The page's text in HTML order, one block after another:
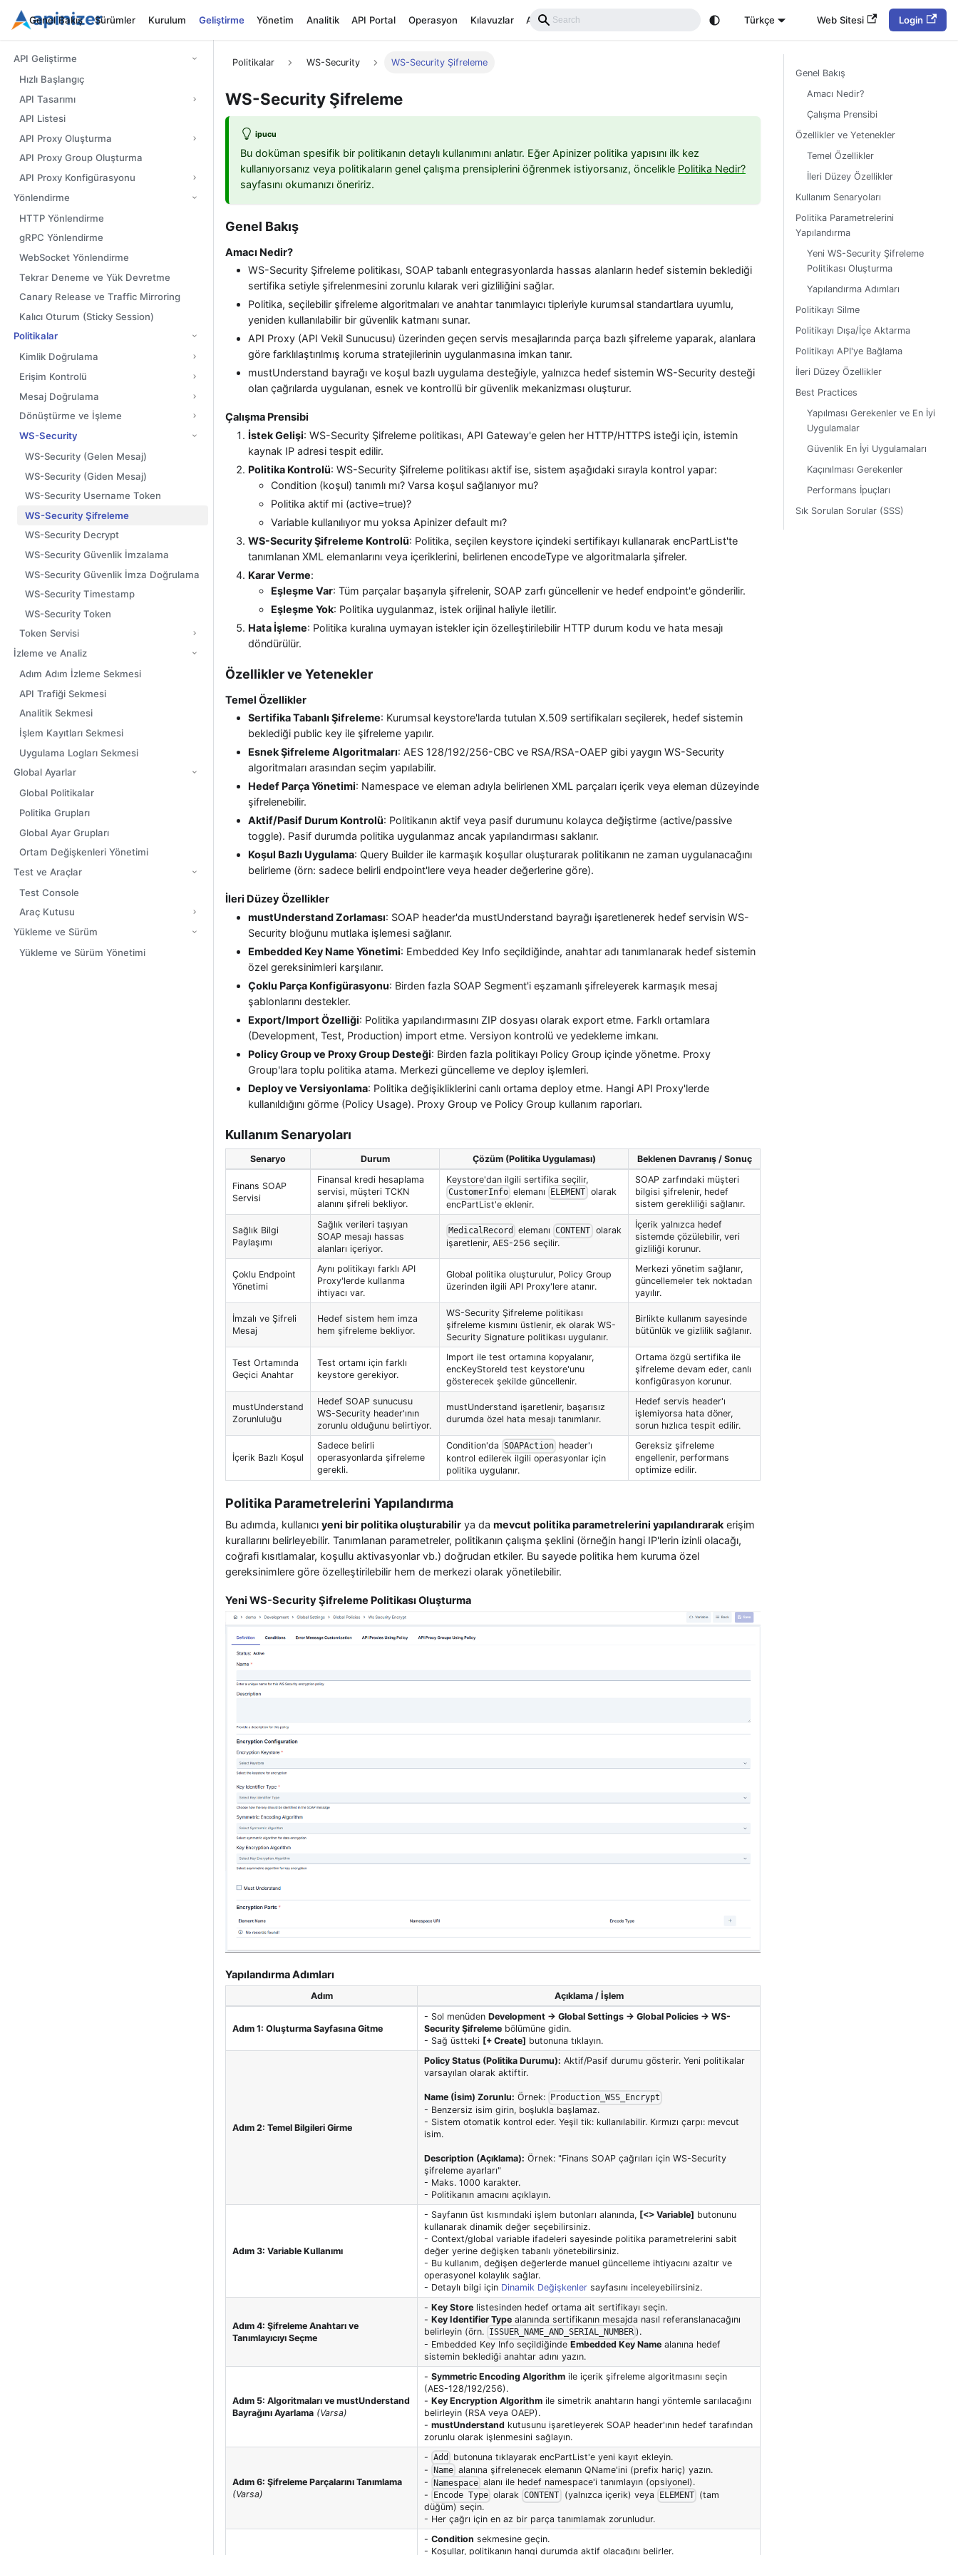
Genel Bakış Sürümler Kurulum Geliştirme Yönetim Analitik API Portal Operasyon Kılavuzlar API Reference Türkçe Web Sitesi Login
API Geliştirme
Hızlı Başlangıç
API Tasarımı
API Listesi
API Proxy Oluşturma
API Proxy Group Oluşturma
API Proxy Konfigürasyonu
Yönlendirme
HTTP Yönlendirme
gRPC Yönlendirme
WebSocket Yönlendirme
Tekrar Deneme ve Yük Devretme
Canary Release ve Traffic Mirroring
Kalıcı Oturum (Sticky Session)
Politikalar
Kimlik Doğrulama
Erişim Kontrolü
Mesaj Doğrulama
Dönüştürme ve İşleme
WS-Security
WS-Security (Gelen Mesaj)
WS-Security (Giden Mesaj)
WS-Security Username Token
WS-Security Şifreleme
WS-Security Decrypt
WS-Security Güvenlik İmzalama
WS-Security Güvenlik İmza Doğrulama
WS-Security Timestamp
WS-Security Token
Token Servisi
İzleme ve Analiz
Adım Adım İzleme Sekmesi
API Trafiği Sekmesi
Analitik Sekmesi
İşlem Kayıtları Sekmesi
Uygulama Logları Sekmesi
Global Ayarlar
Global Politikalar
Politika Grupları
Global Ayar Grupları
Ortam Değişkenleri Yönetimi
Test ve Araçlar
Test Console
Araç Kutusu
Yükleme ve Sürüm
Yükleme ve Sürüm Yönetimi
Politikalar WS-Security WS-Security Şifreleme
WS-Security Şifreleme
ipucu
Bu doküman spesifik bir politikanın detaylı kullanımını anlatır. Eğer Apinizer politika yapısını ilk kez
kullanıyorsanız veya politikaların genel çalışma prensiplerini öğrenmek istiyorsanız, öncelikle Politika Nedir?
sayfasını okumanızı öneririz.
Genel Bakış
Amacı Nedir?
WS-Security Şifreleme politikası, SOAP tabanlı entegrasyonlarda hassas alanların hedef sistemin beklediği
sertifika setiyle şifrelenmesini zorunlu kılarak veri gizliliğini sağlar.
Politika, seçilebilir şifreleme algoritmaları ve anahtar tanımlayıcı tipleriyle kurumsal standartlara uyumlu,
yeniden kullanılabilir bir güvenlik katmanı sunar.
API Proxy (API Vekil Sunucusu) üzerinden geçen servis mesajlarında parça bazlı şifreleme yaparak, alanlara
göre farklılaştırılmış koruma stratejilerinin uygulanmasına imkan tanır.
mustUnderstand bayrağı ve koşul bazlı uygulama desteğiyle, yalnızca hedef sistemin WS-Security desteği
olan çağrılarda uygulanan, esnek ve kontrollü bir güvenlik mekanizması oluşturur.
Çalışma Prensibi
İstek Gelişi: WS-Security Şifreleme politikası, API Gateway'e gelen her HTTP/HTTPS isteği için, istemin
kaynak IP adresi tespit edilir.
Politika Kontrolü: WS-Security Şifreleme politikası aktif ise, sistem aşağıdaki sırayla kontrol yapar:
Condition (koşul) tanımlı mı? Varsa koşul sağlanıyor mu?
Politika aktif mi (active=true)?
Variable kullanılıyor mu yoksa Apinizer default mı?
WS-Security Şifreleme Kontrolü: Politika, seçilen keystore içindeki sertifikayı kullanarak encPartList'te
tanımlanan XML elemanlarını veya içeriklerini, belirlenen encodeType ve algoritmalarla şifreler.
Karar Verme:
Eşleşme Var: Tüm parçalar başarıyla şifrelenir, SOAP zarfı güncellenir ve hedef endpoint'e gönderilir.
Eşleşme Yok: Politika uygulanmaz, istek orijinal haliyle iletilir.
Hata İşleme: Politika kuralına uymayan istekler için özelleştirilebilir HTTP durum kodu ve hata mesajı
döndürülür.
Özellikler ve Yetenekler
Temel Özellikler
Sertifika Tabanlı Şifreleme: Kurumsal keystore'larda tutulan X.509 sertifikaları seçilerek, hedef sistemin
beklediği public key ile şifreleme yapılır.
Esnek Şifreleme Algoritmaları: AES 128/192/256-CBC ve RSA/RSA-OAEP gibi yaygın WS-Security
algoritmaları arasından seçim yapılabilir.
Hedef Parça Yönetimi: Namespace ve eleman adıyla belirlenen XML parçaları içerik veya eleman düzeyinde
şifrelenebilir.
Aktif/Pasif Durum Kontrolü: Politikanın aktif veya pasif durumunu kolayca değiştirme (active/passive
toggle). Pasif durumda politika uygulanmaz ancak yapılandırması saklanır.
Koşul Bazlı Uygulama: Query Builder ile karmaşık koşullar oluşturarak politikanın ne zaman uygulanacağını
belirleme (örn: sadece belirli endpoint'lere veya header değerlerine göre).
İleri Düzey Özellikler
mustUnderstand Zorlaması: SOAP header'da mustUnderstand bayrağı işaretlenerek hedef servisin WS-
Security bloğunu mutlaka işlemesi sağlanır.
Embedded Key Name Yönetimi: Embedded Key Info seçildiğinde, anahtar adı tanımlanarak hedef sistemin
özel gereksinimleri karşılanır.
Çoklu Parça Konfigürasyonu: Birden fazla SOAP Segment'i eşzamanlı şifreleyerek karmaşık mesaj
şablonlarını destekler.
Export/Import Özelliği: Politika yapılandırmasını ZIP dosyası olarak export etme. Farklı ortamlara
(Development, Test, Production) import etme. Versiyon kontrolü ve yedekleme imkanı.
Policy Group ve Proxy Group Desteği: Birden fazla politikayı Policy Group içinde yönetme. Proxy
Group'lara toplu politika atama. Merkezi güncelleme ve deploy işlemleri.
Deploy ve Versiyonlama: Politika değişikliklerini canlı ortama deploy etme. Hangi API Proxy'lerde
kullanıldığını görme (Policy Usage). Proxy Group ve Policy Group kullanım raporları.
Kullanım Senaryoları
Senaryo Durum Çözüm (Politika Uygulaması) Beklenen Davranış / Sonuç
Finans SOAP
Servisi
Finansal kredi hesaplama
servisi, müşteri TCKN
alanını şifreli bekliyor.
Keystore'dan ilgili sertifika seçilir,
CustomerInfo elemanı ELEMENT olarak
encPartList'e eklenir.
SOAP zarfındaki müşteri
bilgisi şifrelenir, hedef
sistem gerekliliği sağlanır.
Sağlık Bilgi
Paylaşımı
Sağlık verileri taşıyan
SOAP mesajı hassas
alanları içeriyor.
MedicalRecord elemanı CONTENT olarak
işaretlenir, AES-256 seçilir.
İçerik yalnızca hedef
sistemde çözülebilir, veri
gizliliği korunur.
Çoklu Endpoint
Yönetimi
Aynı politikayı farklı API
Proxy'lerde kullanma
ihtiyacı var.
Global politika oluşturulur, Policy Group
üzerinden ilgili API Proxy'lere atanır.
Merkezi yönetim sağlanır,
güncellemeler tek noktadan
yayılır.
İmzalı ve Şifreli
Mesaj
Hedef sistem hem imza
hem şifreleme bekliyor.
WS-Security Şifreleme politikası
şifreleme kısmını üstlenir, ek olarak WS-
Security Signature politikası uygulanır.
Birlikte kullanım sayesinde
bütünlük ve gizlilik sağlanır.
Test Ortamında
Geçici Anahtar
Test ortamı için farklı
keystore gerekiyor.
Import ile test ortamına kopyalanır,
encKeyStoreId test keystore'unu
gösterecek şekilde güncellenir.
Ortama özgü sertifika ile
şifreleme devam eder, canlı
konfigürasyon korunur.
mustUnderstand
Zorunluluğu
Hedef SOAP sunucusu
WS-Security header'ının
zorunlu olduğunu belirtiyor.
mustUnderstand işaretlenir, başarısız
durumda özel hata mesajı tanımlanır.
Hedef servis header'ı
işlemiyorsa hata döner,
sorun hızlıca tespit edilir.
İçerik Bazlı Koşul
Sadece belirli
operasyonlarda şifreleme
gerekli.
Condition'da SOAPAction header'ı
kontrol edilerek ilgili operasyonlar için
politika uygulanır.
Gereksiz şifreleme
engellenir, performans
optimize edilir.
Politika Parametrelerini Yapılandırma
Bu adımda, kullanıcı yeni bir politika oluşturabilir ya da mevcut politika parametrelerini yapılandırarak erişim
kurallarını belirleyebilir. Tanımlanan parametreler, politikanın çalışma şeklini (örneğin hangi IP'lerin izinli olacağı,
coğrafi kısıtlamalar, koşullu aktivasyonlar vb.) doğrudan etkiler. Bu sayede politika hem kuruma özel
gereksinimlere göre özelleştirilebilir hem de merkezi olarak yönetilebilir.
Yeni WS-Security Şifreleme Politikası Oluşturma
Yapılandırma Adımları
Adım Açıklama / İşlem
Adım 1: Oluşturma Sayfasına Gitme
- Sol menüden Development → Global Settings → Global Policies → WS-
Security Şifrelemebölümüne gidin.
- Sağ üstteki [+ Create] butonuna tıklayın.
Adım 2: Temel Bilgileri Girme
Policy Status (Politika Durumu): Aktif/Pasif durumu gösterir. Yeni politikalar
varsayılan olarak aktiftir.
Name (İsim) Zorunlu: Örnek: Production_WSS_Encrypt
- Benzersiz isim girin, boşlukla başlamaz.
- Sistem otomatik kontrol eder. Yeşil tik: kullanılabilir. Kırmızı çarpı: mevcut
isim.
Description (Açıklama): Örnek: "Finans SOAP çağrıları için WS-Security
şifreleme ayarları"
- Maks. 1000 karakter.
- Politikanın amacını açıklayın.
Adım 3: Variable Kullanımı
- Sayfanın üst kısmındaki işlem butonları alanında, [<> Variable] butonunu
kullanarak dinamik değer seçebilirsiniz.
- Context/global variable ifadeleri sayesinde politika parametrelerini sabit
değer yerine değişken tabanlı yönetebilirsiniz.
- Bu kullanım, değişen değerlerde manuel güncelleme ihtiyacını azaltır ve
operasyonel kolaylık sağlar.
- Detaylı bilgi için Dinamik Değişkenlersayfasını inceleyebilirsiniz.
Adım 4: Şifreleme Anahtarı ve
Tanımlayıcıyı Seçme
- Key Storelistesinden hedef ortama ait sertifikayı seçin.
- Key Identifier Typealanında sertifikanın mesajda nasıl referanslanacağını
belirleyin (örn. ISSUER_NAME_AND_SERIAL_NUMBER ).
- Embedded Key Info seçildiğinde Embedded Key Namealanına hedef
sistemin beklediği anahtar adını yazın.
Adım 5: Algoritmaları ve mustUnderstand
Bayrağını Ayarlama (Varsa)
- Symmetric Encoding Algorithmile içerik şifreleme algoritmasını seçin
(AES-128/192/256).
- Key Encryption Algorithmile simetrik anahtarın hangi yöntemle sarılacağını
belirleyin (RSA veya OAEP).
- mustUnderstand kutusunu işaretleyerek SOAP header'ının hedef tarafından
zorunlu olarak işlenmesini sağlayın.
Adım 6: Şifreleme Parçalarını Tanımlama
(Varsa)
- Add
butonuna tıklayarak encPartList'e yeni kayıt ekleyin.
-
Name alanına şifrelenecek elemanın QName'ini (prefix hariç) yazın.
- Namespace alanı ile hedef namespace'i tanımlayın (opsiyonel).
-
Encode Type olarak CONTENT (yalnızca içerik) veya ELEMENT (tam
düğüm) seçin.
- Her çağrı için en az bir parça tanımlamak zorunludur.
- Condition sekmesine geçin.
- Koşullar, politikanın hangi durumda aktif olacağını belirler.
Genel Bakış
Amacı Nedir?
Çalışma Prensibi
Özellikler ve Yetenekler
Temel Özellikler
İleri Düzey Özellikler
Kullanım Senaryoları
Politika Parametrelerini
Yapılandırma
Yeni WS-Security Şifreleme
Politikası Oluşturma
Yapılandırma Adımları
Politikayı Silme
Politikayı Dışa/İçe Aktarma
Politikayı API'ye Bağlama
İleri Düzey Özellikler
Best Practices
Yapılması Gerekenler ve En İyi
Uygulamalar
Güvenlik En İyi Uygulamaları
Kaçınılması Gerekenler
Performans İpuçları
Sık Sorulan Sorular (SSS)